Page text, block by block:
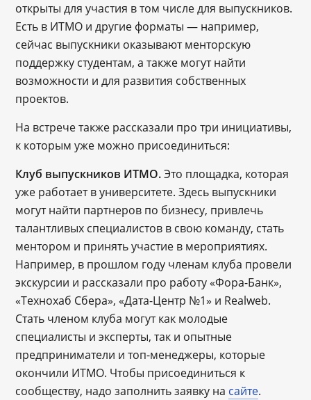
открыты для участия в том числе для выпускников.
Есть в ИТМО и другие форматы ― например,
сейчас выпускники оказывают менторскую
поддержку студентам, а также могут найти
возможности и для развития собственных
проектов.
На встрече также рассказали про три инициативы,
к которым уже можно присоединиться:
Клуб выпускников ИТМО.Это площадка, которая
уже работает в университете. Здесь выпускники
могут найти партнеров по бизнесу, привлечь
талантливых специалистов в свою команду, стать
ментором и принять участие в мероприятиях.
Например, в прошлом году членам клуба провели
экскурсии и рассказали про работу «Фора-Банк»,
«Технохаб Сбера», «Дата-Центр №1» и Realweb.
Стать членом клуба могут как молодые
специалисты и эксперты, так и опытные
предприниматели и топ-менеджеры, которые
окончили ИТМО. Чтобы присоединиться к
сообществу, надо заполнить заявку на сайте.